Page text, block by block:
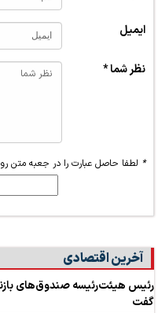
ایمیل
نظر شما *
* لطفا حاصل عبارت را در جعبه متن
آخرین اقتصادی
رئیس هیئت‌رئیسه صندوق‌های
گفت